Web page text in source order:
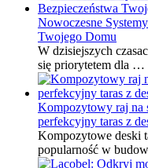
Nowoczesne
Twojego Domu
W dzisiejszych
się priorytetem dla …
Kompozytowy raj na
perfekcyjny taras z
Kompozytowe deski
popularność w